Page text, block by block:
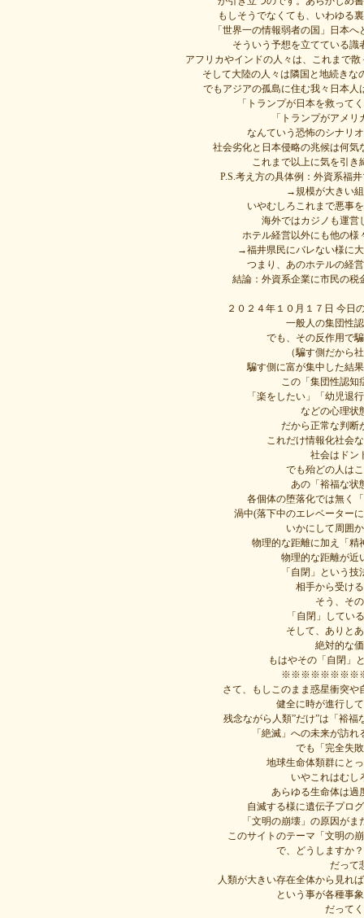
もしそうでなくても、いわゆる
「世界一の情報弱者の国」日本
そういう予想を立てている
アフリカやインドの人々は、これまで
そして大陸の人々は隣国と地続き
でもアジアの孤島に住む我々日本
「トランプが日本を救って
「トランプがアメ
なんていう恐怖のシナリ
社会劣化と日本侵略の兆候は何
これまで以上に気を引き
P.S.考え方の具体例：外資系福
→規模が大きい
いやむしろこれまで悪事
海外ではカジノも運営
ホテル経営以外にも他の様
→福井県民にバレない様に
つまり、あのホテルの経
結論：外資系企業に市民の税
２０２４年１０月１７日 今日
一般人の集団性
でも、その反作用で
（騙す側だから
騙す側に富が集中した結
この「集団性認知
「楽をしたい」「幼児退
などの心理状
だから正常な判断
これだけ情報化社会
社会はドン
でも殆どの人は
あの「裕福な状
各個体の堕落化では無く
渦中(落下中のエレベーター
いかにして周囲
物理的な距離に加え「精
物理的な距離が近
「自閉」という
相手から受け
そう、そ
「自閉」してい
そして、ありと
絶対的な
もはやその「自閉」
さて、もしこのまま惑星衝突
健全に時が進行し
残念ながら人類”だけ”は「裕
「絶滅」への未来が訪
でも「完全失
地球生命体類群にと
いやこれはむし
あらゆる生命体は過
自滅する様に遺伝子プロ
「文明の崩壊」の原因が
このサイトのテーマ「文明の
で、どうしますか
だって
人類が大きい存在全体から見れ
という事が各種事
だって